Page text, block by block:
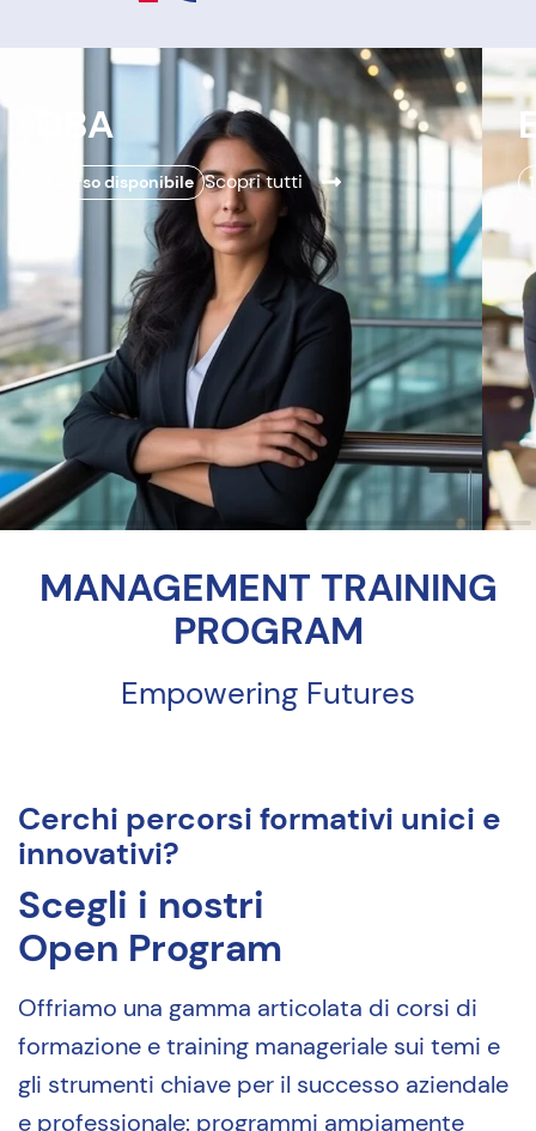
DBA
1 corso disponibile Scopri tutti
MANAGEMENT TRAINING
PROGRAM
Empowering Futures
Cerchi percorsi formativi unici e
innovativi?
Scegli i nostri
Open Program
Offriamo una gamma articolata di corsi di
formazione e training manageriale sui temi e
gli strumenti chiave per il successo aziendale
e professionale: programmi ampiamente